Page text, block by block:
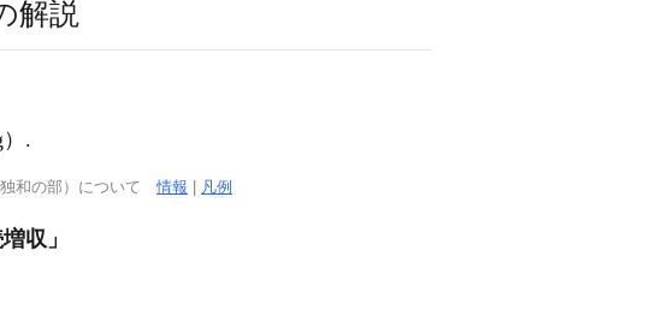
解説
.
独和の部）について情報 | 凡例
収」